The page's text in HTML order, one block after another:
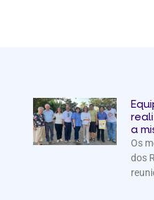
a
Os
dos